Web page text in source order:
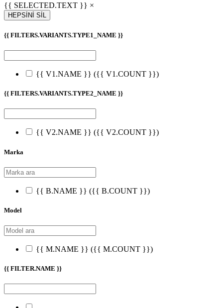
{{ SELECTED.TEXT }} ×
HEPSİNİ SİL
{{ FILTERS.VARIANTS.TYPE1_NAME }}
{{ V1.NAME }} ({{ V1.COUNT }})
{{ FILTERS.VARIANTS.TYPE2_NAME }}
{{ V2.NAME }} ({{ V2.COUNT }})
Marka
{{ B.NAME }} ({{ B.COUNT }})
Model
{{ M.NAME }} ({{ M.COUNT }})
{{ FILTER.NAME }}